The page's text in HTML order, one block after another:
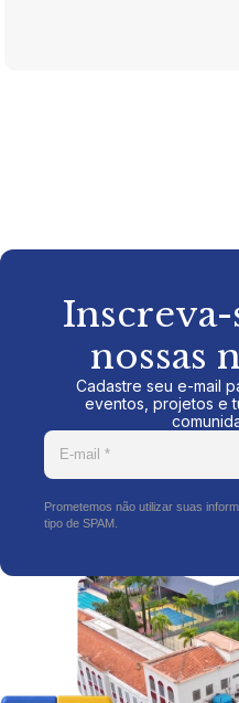
Inscreva-
nossas
Cadastre seu e-mail
eventos, projetos e
Prometemos não utilizar suas
tipo de SPAM.